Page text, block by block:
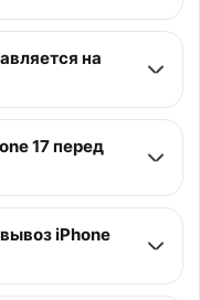
на
17 перед
iPhone